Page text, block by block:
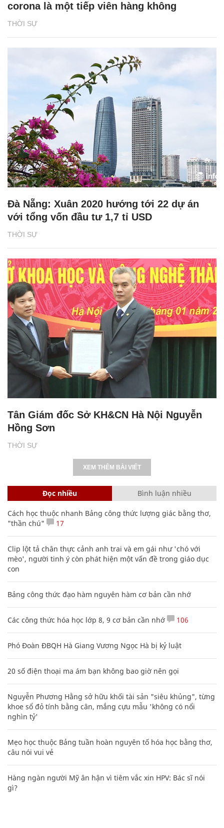
THỜI SỰ
corona là một tiếp viên hàng không
THỜI SỰ
Đà Nẵng: Xuân 2020 hướng tới 22 dự án
với tổng vốn đầu tư 1,7 tỉ USD
THỜI SỰ
Tân Giám đốc Sở KH&CN Hà Nội Nguyễn
Hồng Sơn
XEM THÊM BÀI VIẾT
Đọc nhiều Bình luận nhiều
Cách học thuộc nhanh Bảng công thức lượng giác bằng thơ,
"thần chú"
17
Clip lột tả chân thực cảnh anh trai và em gái như 'chó với
mèo', người tinh ý còn phát hiện một vấn đề trong giáo dục
con
Bảng công thức đạo hàm nguyên hàm cơ bản cần nhớ
Các công thức hóa học lớp 8, 9 cơ bản cần nhớ 106
Phó Đoàn ĐBQH Hà Giang Vương Ngọc Hà bị kỷ luật
20 số điện thoại ma ám bạn không bao giờ nên gọi
Nguyễn Phương Hằng sở hữu khối tài sản "siêu khủng", từng
khoe sổ đỏ tính bằng cân, mắng cựu mẫu 'không có nổi
nghìn tỷ'
Mẹo học thuộc Bảng tuần hoàn nguyên tố hóa học bằng thơ,
câu nói vui vẻ
Hàng ngàn người Mỹ ân hận vì tiêm vắc xin HPV: Bác sĩ nói
gì?